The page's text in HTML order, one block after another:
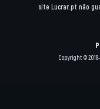
site Lucrar.pt não
Copyright ©